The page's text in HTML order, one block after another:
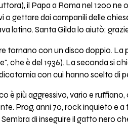
il Papa a Roma nel 1200
o gettare dai campanili delle
latino. Santa Gilda lo aiutò:
tornano con un disco doppio.
che è del 1936). La seconda si
con cui hanno scelto di
è più aggressivo, vario e
Prog, anni 70, rock inquieto e a
Sembra di inseguire il gatto nero